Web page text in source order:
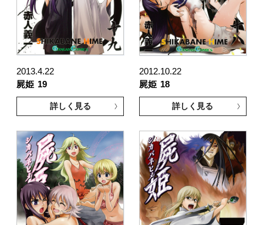
2013.4.22
屍姫 19
詳しく見る
2012.10.22
屍姫 18
詳しく見る